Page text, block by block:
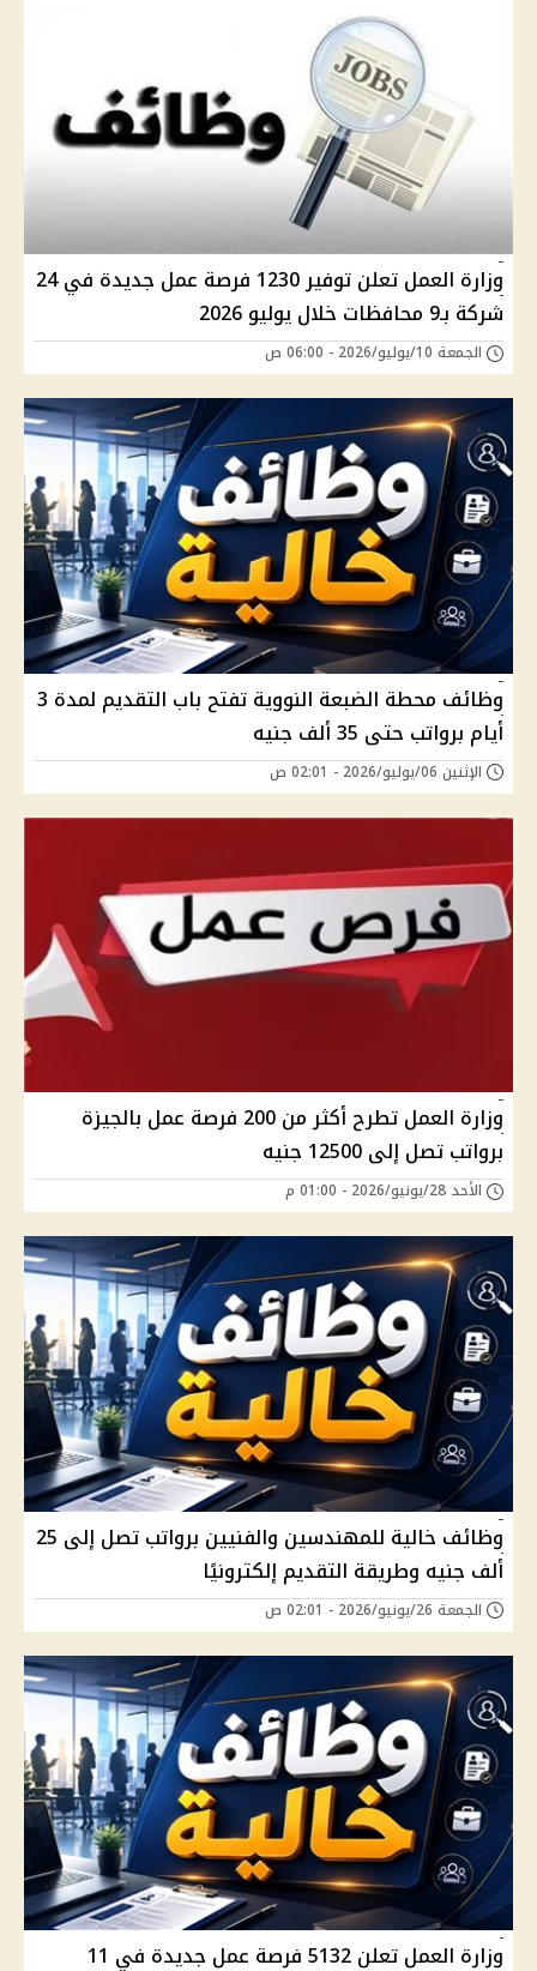
وزارة العمل تعلن توفير 1230 فرصة عمل جديدة في 24
شركة بـ9 محافظات خلال يوليو 2026
الجمعة 10/يوليو/2026 - 06:00 ص
وظائف محطة الضبعة النووية تفتح باب التقديم لمدة 3
أيام برواتب حتى 35 ألف جنيه
الإثنين 06/يوليو/2026 - 02:01 ص
وزارة العمل تطرح أكثر من 200 فرصة عمل بالجيزة
برواتب تصل إلى 12500 جنيه
الأحد 28/يونيو/2026 - 01:00 م
وظائف خالية للمهندسين والفنيين برواتب تصل إلى 25
ألف جنيه وطريقة التقديم إلكترونيًا
الجمعة 26/يونيو/2026 - 02:01 ص
وزارة العمل تعلن 5132 فرصة عمل جديدة في 11